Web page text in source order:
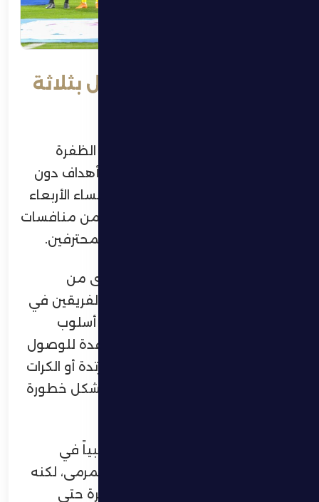
الظفرة يخسر أمام الوصل بثلاثة
خسر الفريق الأول لكرة القدم بنادي الظفرة
مباراته أمام مضيفه الوصل بثلاثة أهداف دون
رد، في اللقاء الذي جمع الفريقين مساء الأربعاء
على إستاد زعبيل بنادي الوصل، ضمن منافسات
الجولة العشرين من دوري أدنوك للمحترفين.
وجاء الشوط الأول متوسط المستوى من
الجانبين، حيث غلب الحذر على أداء الفريقين في
معظم فتراته. واعتمد الظفرة على أسلوب
دفاعي متحفظ، مع محاولات متباعدة للوصول
إلى مرمى الوصل عبر الهجمات المرتدة أو الكرات
الطويلة، إلا أن هذه المحاولات لم تشكل خطورة
في المقابل، بدا الوصل الأفضل نسبياً في
الاستحواذ ومحاولات الوصول إلى المرمى، لكنه
واجه صعوبة في اختراق دفاع الظفرة حتى